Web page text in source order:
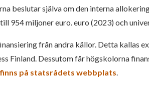
beslutar själva om den interna
954 miljoner euro. euro (2023) och
från andra källor. Detta kallas
Finland. Dessutom får högskolorna
på statsrådets webbplats.